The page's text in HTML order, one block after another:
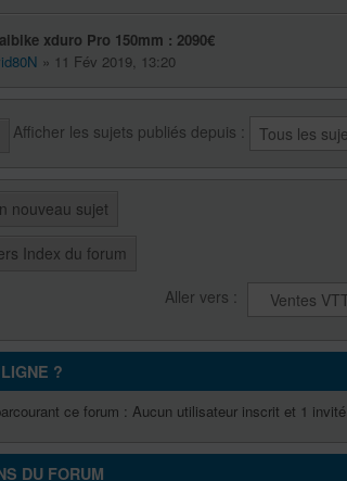
xduro Pro 150mm : 2090€
» 11 Fév 2019, 13:20
Afficher les sujets publiés depuis :
nouveau sujet
Index du forum
Aller vers :
?
ce forum : Aucun utilisateur inscrit et 1 invité
DU FORUM